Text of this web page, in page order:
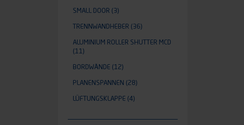
SMALL DOOR (3)
TRENNWANDHEBER (36)
ALUMINIUM ROLLER SHUTTER MCD
(11)
BORDWÄNDE (12)
PLANENSPANNEN (28)
LÜFTUNGSKLAPPE (4)